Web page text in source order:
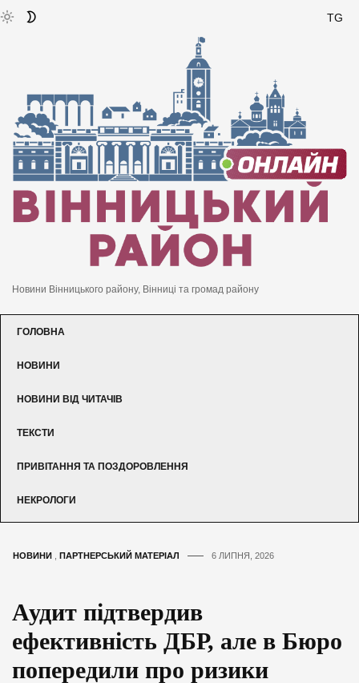
TG
Новини Вінницького району, Вінниці та громад району
ГОЛОВНА
НОВИНИ
НОВИНИ ВІД ЧИТАЧІВ
ТЕКСТИ
ПРИВІТАННЯ ТА ПОЗДОРОВЛЕННЯ
НЕКРОЛОГИ
НОВИНИ ПАРТНЕРСЬКИЙ МАТЕРІАЛ 6 ЛИПНЯ, 2026
Аудит підтвердив
ефективність ДБР, але в Бюро
попередили про ризики